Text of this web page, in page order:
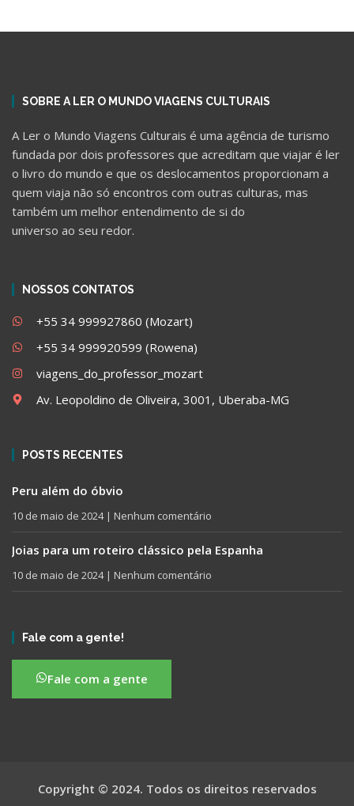
SOBRE A LER O MUNDO VIAGENS CULTURAIS
A Ler o Mundo Viagens Culturais é uma agência de turismo
fundada por dois professores que acreditam que viajar é ler
o livro do mundo e que os deslocamentos proporcionam a
quem viaja não só encontros com outras culturas, mas
também um melhor entendimento de si do
universo ao seu redor.
NOSSOS CONTATOS
+55 34 999927860 (Mozart)
+55 34 999920599 (Rowena)
viagens_do_professor_mozart
Av. Leopoldino de Oliveira, 3001, Uberaba-MG
POSTS RECENTES
Peru além do óbvio
10 de maio de 2024 Nenhum comentário
Joias para um roteiro clássico pela Espanha
10 de maio de 2024 Nenhum comentário
Fale com a gente!
Fale com a gente
Copyright © 2024. Todos os direitos reservados